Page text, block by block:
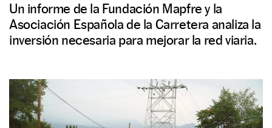
Un informe de la Fundación Mapfre y la
Asociación Española de la Carretera analiza la
inversión necesaria para mejorar la red viaria.